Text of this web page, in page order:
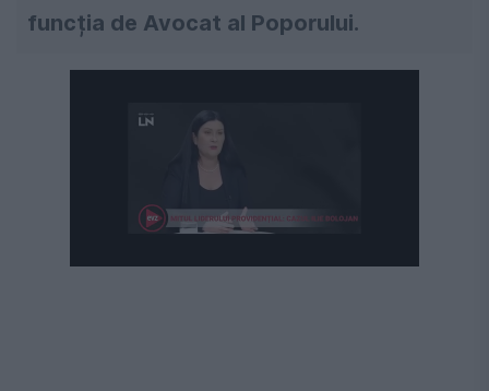
funcția de Avocat al Poporului.